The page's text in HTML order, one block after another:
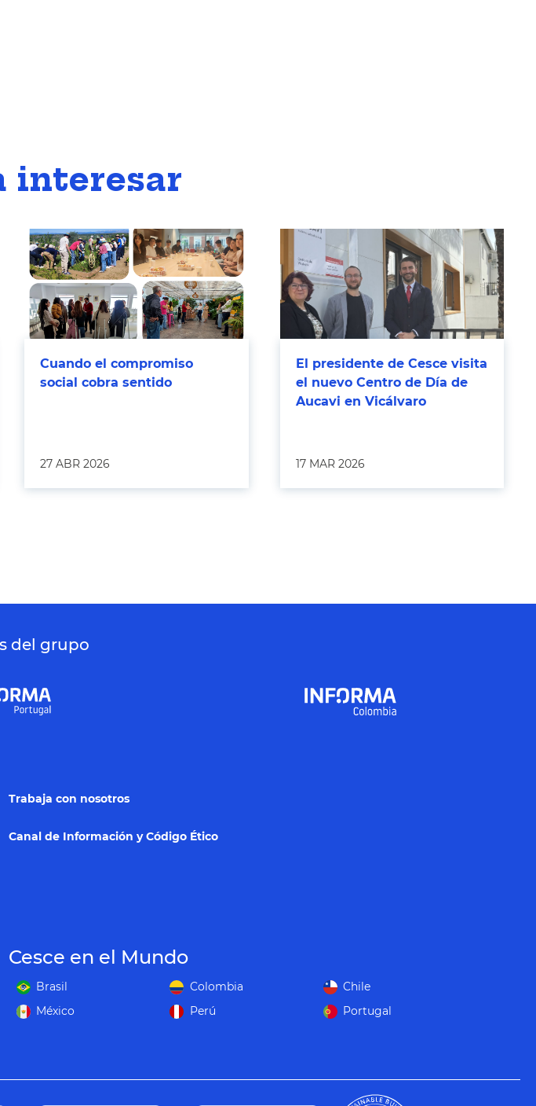
interesar
Cuando el compromiso
social cobra sentido
27 ABR 2026
El presidente de Cesce visita
el nuevo Centro de Día de
Aucavi en Vicálvaro
17 MAR 2026
del grupo
Trabaja con nosotros
Canal de Información y Código Ético
Cesce en el Mundo
Brasil Colombia
Chile
México
Perú Portugal